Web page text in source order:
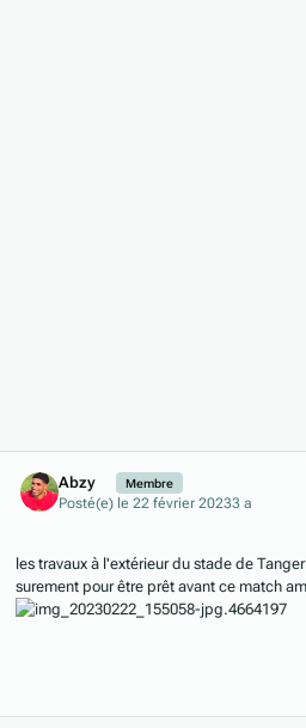
Abzy Membre
Posté(e) le 22 février 20233 a
les travaux à l'extérieur du stade de
surement pour être prêt avant ce match